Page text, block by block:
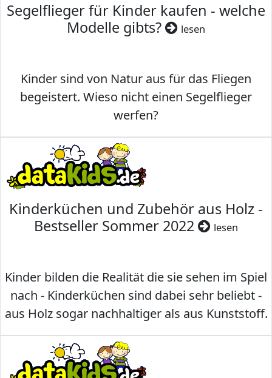
Segelflieger für Kinder kaufen - welche
Modelle gibts?
lesen
Kinder sind von Natur aus für das Fliegen
begeistert. Wieso nicht einen Segelflieger
werfen?
Kinderküchen und Zubehör aus Holz -
Bestseller Sommer 2022
lesen
Kinder bilden die Realität die sie sehen im Spiel
nach - Kinderküchen sind dabei sehr beliebt -
aus Holz sogar nachhaltiger als aus Kunststoff.